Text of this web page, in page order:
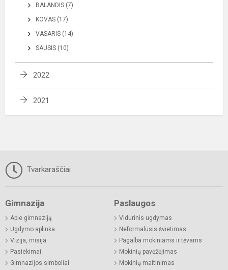
BALANDIS (7)
KOVAS (17)
VASARIS (14)
SAUSIS (10)
2022
2021
Tvarkaraščiai
Gimnazija
Apie gimnaziją
Ugdymo aplinka
Vizija, misija
Pasiekimai
Gimnazijos simboliai
Paslaugos
Vidurinis ugdymas
Neformalusis švietimas
Pagalba mokiniams ir tėvams
Mokinių pavėžėjimas
Mokinių maitinimas